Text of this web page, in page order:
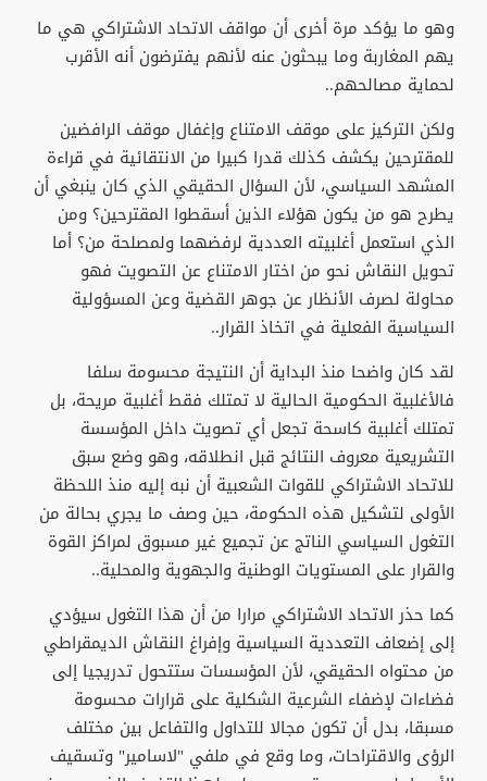
وهو ما يؤكد مرة أخرى أن مواقف الاتحاد الاشتراكي هي ما
يهم المغاربة وما يبحثون عنه لأنهم يفترضون أنه الأقرب
لحماية مصالحهم..
ولكن التركيز على موقف الامتناع وإغفال موقف الرافضين
للمقترحين يكشف كذلك قدرا كبيرا من الانتقائية في قراءة
المشهد السياسي، لأن السؤال الحقيقي الذي كان ينبغي أن
يطرح هو من يكون هؤلاء الذين أسقطوا المقترحين؟ ومن
الذي استعمل أغلبيته العددية لرفضهما ولمصلحة من؟ أما
تحويل النقاش نحو من اختار الامتناع عن التصويت فهو
محاولة لصرف الأنظار عن جوهر القضية وعن المسؤولية
السياسية الفعلية في اتخاذ القرار..
لقد كان واضحا منذ البداية أن النتيجة محسومة سلفا
فالأغلبية الحكومية الحالية لا تمتلك فقط أغلبية مريحة، بل
تمتلك أغلبية كاسحة تجعل أي تصويت داخل المؤسسة
التشريعية معروف النتائج قبل انطلاقه، وهو وضع سبق
للاتحاد الاشتراكي للقوات الشعبية أن نبه إليه منذ اللحظة
الأولى لتشكيل هذه الحكومة، حين وصف ما يجري بحالة من
التغول السياسي الناتج عن تجميع غير مسبوق لمراكز القوة
والقرار على المستويات الوطنية والجهوية والمحلية..
كما حذر الاتحاد الاشتراكي مرارا من أن هذا التغول سيؤدي
إلى إضعاف التعددية السياسية وإفراغ النقاش الديمقراطي
من محتواه الحقيقي، لأن المؤسسات ستتحول تدريجيا إلى
فضاءات لإضفاء الشرعية الشكلية على قرارات محسومة
مسبقا، بدل أن تكون مجالا للتداول والتفاعل بين مختلف
الرؤى والاقتراحات، وما وقع في ملفي "لاسامير" وتسقيف